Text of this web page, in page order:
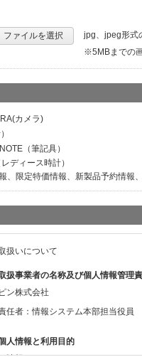
ファイルを選択
jpg、jpeg形式
※5MBまでの
カメラ)
（筆記具）
ディース時計）
、限定特価情報、新製品予約情報
扱いについて
扱事業者の名称及び個人情報管理
ン株式会社
任者：情報システム本部担当役員
人情報と利用目的